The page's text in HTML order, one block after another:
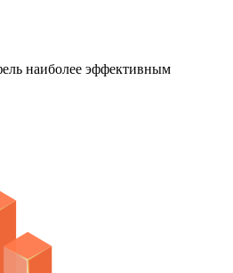
наиболее эффективным